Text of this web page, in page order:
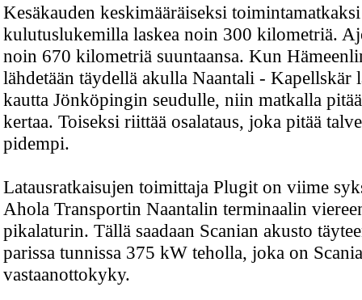
Kesäkauden keskimääräiseksi
kulutuslukemilla laskea noin 300 kilometriä.
noin 670 kilometriä suuntaansa. Kun
lähdetään täydellä akulla Naantali - Kapellskär
kautta Jönköpingin seudulle, niin matkalla
kertaa. Toiseksi riittää osalataus, joka pitää
pidempi.
Latausratkaisujen toimittaja Plugit on viime
Ahola Transportin Naantalin terminaalin
pikalaturin. Tällä saadaan Scanian akusto
parissa tunnissa 375 kW teholla, joka on
vastaanottokyky.